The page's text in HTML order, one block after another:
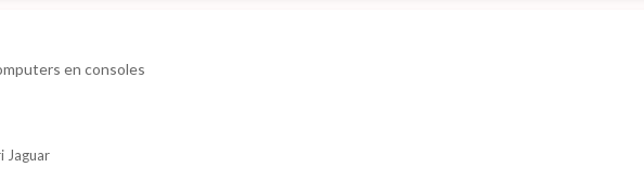
en consoles
Jaguar